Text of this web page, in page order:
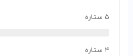
۵ ستاره
۴ ستاره